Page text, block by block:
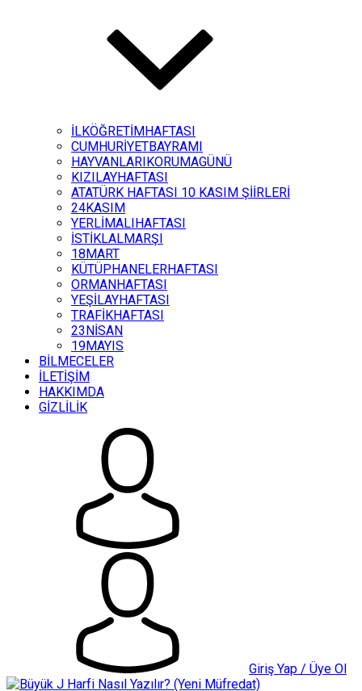
İLKÖĞRETİMHAFTASI
CUMHURİYETBAYRAMI
HAYVANLARIKORUMAGÜNÜ
KIZILAYHAFTASI
ATATÜRK HAFTASI 10 KASIM ŞİİRLERİ
24KASIM
YERLİMALIHAFTASI
İSTİKLALMARŞI
18MART
KÜTÜPHANELERHAFTASI
ORMANHAFTASI
YEŞİLAYHAFTASI
TRAFİKHAFTASI
23NİSAN
19MAYIS
BİLMECELER
İLETİŞİM
HAKKIMDA
GİZLİLİK
Giriş Yap / Üye Ol